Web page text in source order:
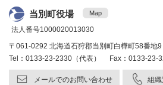
当別町役場 Map
法人番号1000020013030
〒061-0292 北海道石狩郡当別町白樺町58番地9
Tel：0133-23-2330（代表） Fax：0133-23-
メールでのお問い合わせ 組